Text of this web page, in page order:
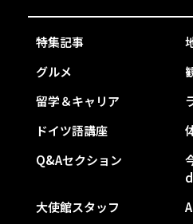
特集記事
グルメ
留学＆キャリア
ドイツ語講座
Q&Aセクション
大使館スタッフ